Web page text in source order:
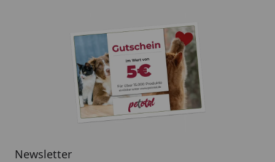
Newsletter